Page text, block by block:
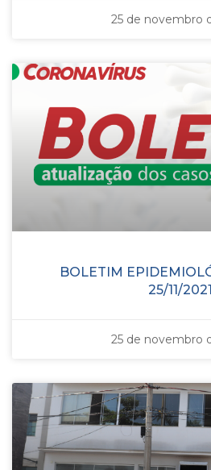
25 de novembro
BOLETIM
25/11/2021
25 de novembro